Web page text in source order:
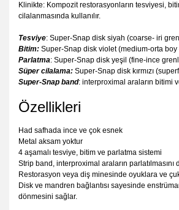
Klinikte: Kompozit restorasyonların tesviyesi,
cilalanmasında kullanılır.
Tesviye: Super-Snap disk siyah (coarse- iri
Bitim: Super-Snap disk violet (medium-orta
Parlatma: Super-Snap disk yeşil (fine-ince
Süper cilalama: Super-Snap disk kırmızı
Super-Snap band: interproximal araların bitimi
Özellikleri
Had safhada ince ve çok esnek
Metal aksam yoktur
4 aşamalı tesviye, bitim ve parlatma sistemi
Strip band, interproximal araların parlatılmasını
Restorasyon veya diş minesinde oyuklara ve
Disk ve mandren bağlantısı sayesinde
dönmesini sağlar.